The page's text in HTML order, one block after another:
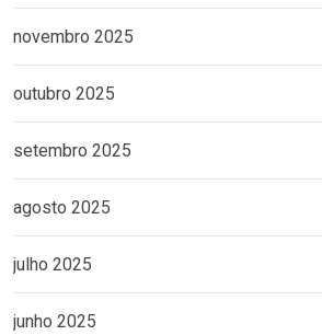
novembro 2025
outubro 2025
setembro 2025
agosto 2025
julho 2025
junho 2025